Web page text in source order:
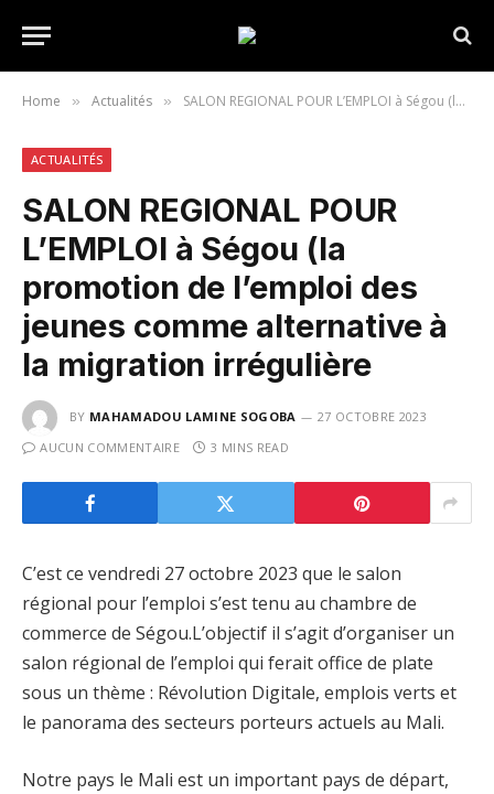
Home » Actualités » SALON REGIONAL POUR L’EMPLOI à Ségou (la promotion de l’emploi des jeunes comme alternative à la migration irrégulière
ACTUALITÉS
SALON REGIONAL POUR
L’EMPLOI à Ségou (la
promotion de l’emploi des
jeunes comme alternative à
la migration irrégulière
BY MAHAMADOU LAMINE SOGOBA
27 OCTOBRE 2023
AUCUN COMMENTAIRE
3 MINS READ
C’est ce vendredi 27 octobre 2023 que le salon
régional pour l’emploi s’est tenu au chambre de
commerce de Ségou.L’objectif il s’agit d’organiser un
salon régional de l’emploi qui ferait office de plate
sous un thème : Révolution Digitale, emplois verts et
le panorama des secteurs porteurs actuels au Mali.
Notre pays le Mali est un important pays de départ,